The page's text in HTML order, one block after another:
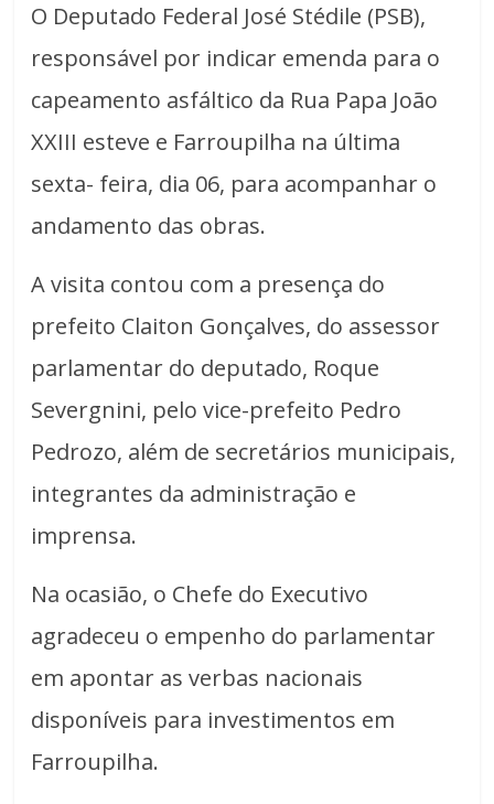
O Deputado Federal José Stédile (PSB),
responsável por indicar emenda para o
capeamento asfáltico da Rua Papa João
XXIII esteve e Farroupilha na última
sexta- feira, dia 06, para acompanhar o
andamento das obras.
A visita contou com a presença do
prefeito Claiton Gonçalves, do assessor
parlamentar do deputado, Roque
Severgnini, pelo vice-prefeito Pedro
Pedrozo, além de secretários municipais,
integrantes da administração e
imprensa.
Na ocasião, o Chefe do Executivo
agradeceu o empenho do parlamentar
em apontar as verbas nacionais
disponíveis para investimentos em
Farroupilha.